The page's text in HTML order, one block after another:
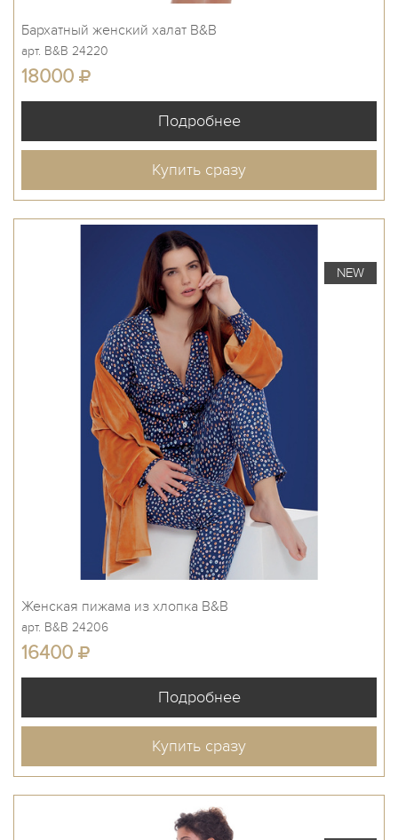
Бархатный женский халат B&B
арт. B&B 24220
18000
Купить сразу
NEW
Женская пижама из хлопка B&B
арт. B&B 24206
16400
Купить сразу